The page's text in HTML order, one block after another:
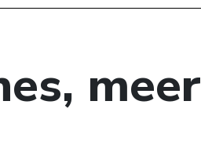
meer